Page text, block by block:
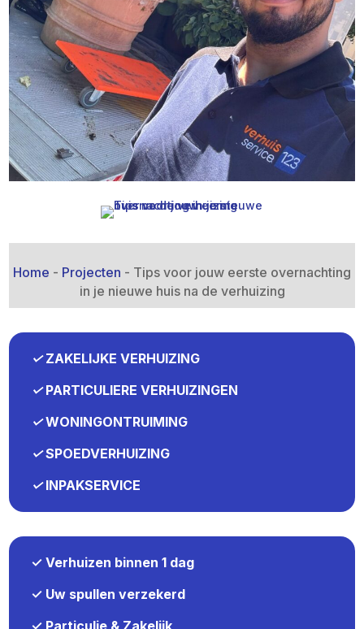
Home - Projecten - Tips voor jouw eerste overnachting
in je nieuwe huis na de verhuizing
✓ZAKELIJKE VERHUIZING
✓PARTICULIERE VERHUIZINGEN
✓WONINGONTRUIMING
✓SPOEDVERHUIZING
✓INPAKSERVICE
✓ Verhuizen binnen 1 dag
✓ Uw spullen verzekerd
✓ Particulie & Zakelijk